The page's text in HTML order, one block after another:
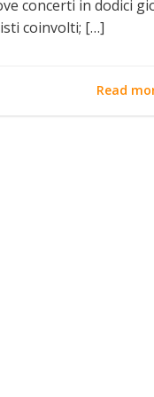
concerti in dodici
coinvolti; […]
Read